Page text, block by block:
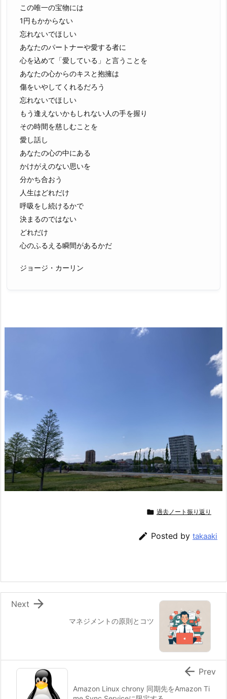
この唯一の宝物には
1円もかからない
忘れないでほしい
あなたのパートナーや愛する者に
心を込めて「愛している」と言うことを
あなたの心からのキスと抱擁は
傷をいやしてくれるだろう
忘れないでほしい
もう逢えないかもしれない人の手を握り
その時間を慈しむことを
愛し話し
あなたの心の中にある
かけがえのない思いを
分かち合おう
人生はどれだけ
呼吸をし続けるかで
決まるのではない
どれだけ
心のふるえる瞬間があるかだ
ジョージ・カーリン
 過去ノート振り返り
 Posted by takaaki
マネジメントの原則とコツ

Next
Amazon Linux chrony 同期先をAmazon Ti
 Prev